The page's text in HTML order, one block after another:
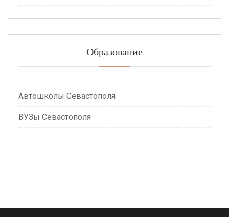
Образование
Автошколы Севастополя
ВУЗы Севастополя